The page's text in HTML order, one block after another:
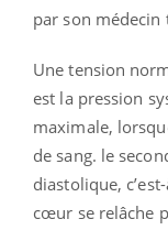
par son médecin
Une tension
est la pression
maximale,
de sang. le
diastolique,
cœur se relâche